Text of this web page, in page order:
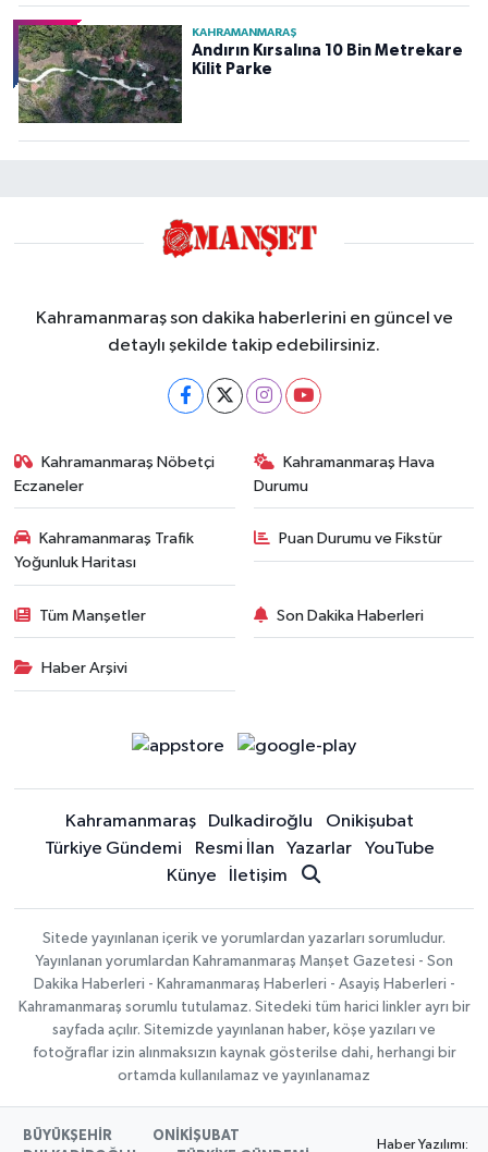
KAHRAMANMARAŞ
Andırın Kırsalına 10 Bin Metrekare
Kilit Parke
Kahramanmaraş son dakika haberlerini en güncel ve
detaylı şekilde takip edebilirsiniz.
Kahramanmaraş Nöbetçi
Eczaneler
Kahramanmaraş Hava
Durumu
Kahramanmaraş Trafik
Yoğunluk Haritası
Puan Durumu ve Fikstür
Tüm Manşetler Son Dakika Haberleri
Haber Arşivi
Kahramanmaraş Dulkadiroğlu
Onikişubat
Türkiye Gündemi
Resmi İlan Yazarlar
YouTube
Künye
İletişim
Sitede yayınlanan içerik ve yorumlardan yazarları sorumludur.
Yayınlanan yorumlardan Kahramanmaraş Manşet Gazetesi - Son
Dakika Haberleri - Kahramanmaraş Haberleri - Asayiş Haberleri -
Kahramanmaraş sorumlu tutulamaz. Sitedeki tüm harici linkler ayrı bir
sayfada açılır. Sitemizde yayınlanan haber, köşe yazıları ve
fotoğraflar izin alınmaksızın kaynak gösterilse dahi, herhangi bir
ortamda kullanılamaz ve yayınlanamaz
BÜYÜKŞEHİR
ONİKİŞUBAT
Haber Yazılımı: